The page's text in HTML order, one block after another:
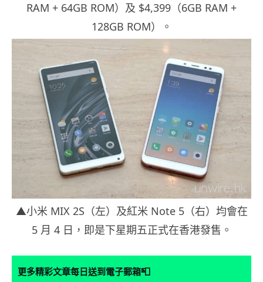
RAM + 64GB ROM）及 $4,399（6GB RAM +
128GB ROM）。
▲小米 MIX 2S（左）及紅米 Note 5（右）均會在
5 月 4 日，即是下星期五正式在香港發售。
更多精彩文章每日送到電子郵箱📮